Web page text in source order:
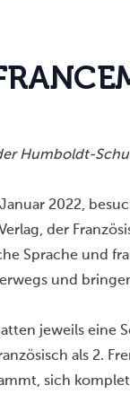
RANCE
Humboldt-
2022,
der
Sprache und
und
jeweils eine
als 2.
sich